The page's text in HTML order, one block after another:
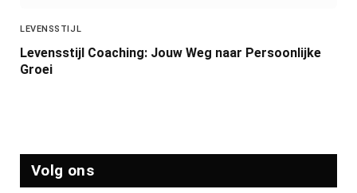
LEVENSSTIJL
Levensstijl Coaching: Jouw Weg naar Persoonlijke
Groei
Volg ons